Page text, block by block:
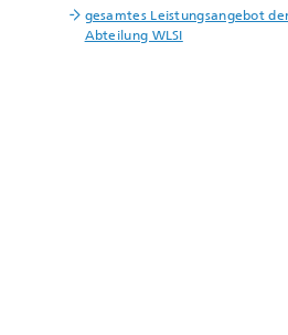
gesamtes Leistungsangebot
Abteilung WLSI